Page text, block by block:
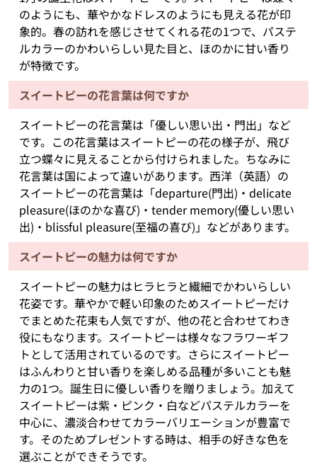
のようにも、華やかなドレスのようにも見える花が印
象的。春の訪れを感じさせてくれる花の1つで、パステ
ルカラーのかわいらしい見た目と、ほのかに甘い香り
が特徴です。
スイートピーの花言葉は何ですか
スイートピーの花言葉は「優しい思い出・門出」など
です。この花言葉はスイートピーの花の様子が、飛び
立つ蝶々に見えることから付けられました。ちなみに
花言葉は国によって違いがあります。西洋（英語）の
スイートピーの花言葉は「departure(門出)・delicate
pleasure(ほのかな喜び)・tender memory(優しい思い
出)・blissful pleasure(至福の喜び)」などがあります。
スイートピーの魅力は何ですか
スイートピーの魅力はヒラヒラと繊細でかわいらしい
花姿です。華やかで軽い印象のためスイートピーだけ
でまとめた花束も人気ですが、他の花と合わせてわき
役にもなります。スイートピーは様々なフラワーギフ
トとして活用されているのです。さらにスイートピー
はふんわりと甘い香りを楽しめる品種が多いことも魅
力の1つ。誕生日に優しい香りを贈りましょう。加えて
スイートピーは紫・ピンク・白などパステルカラーを
中心に、濃淡合わせてカラーバリエーションが豊富で
す。そのためプレゼントする時は、相手の好きな色を
選ぶことができそうです。